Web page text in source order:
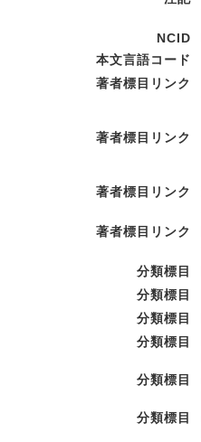
NCID
本文言語コード
著者標目リンク
著者標目リンク
著者標目リンク
著者標目リンク
分類標目
分類標目
分類標目
分類標目
分類標目
分類標目